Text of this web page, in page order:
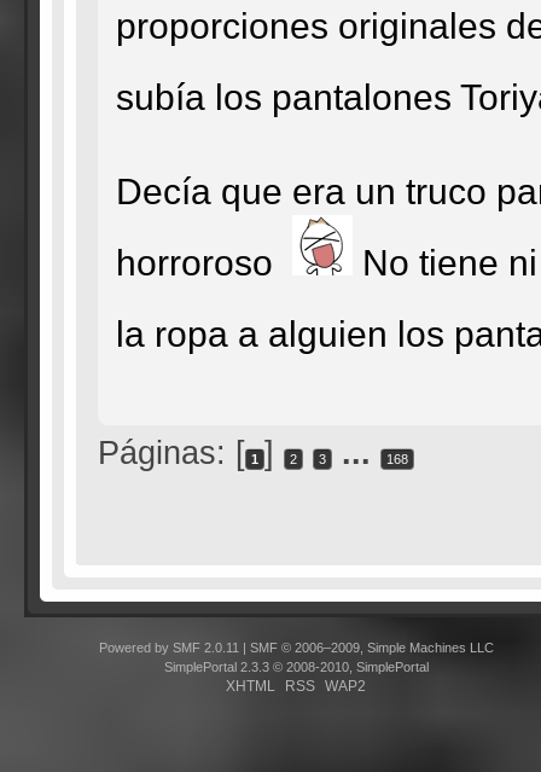
proporciones originales
subía los pantalones
Decía que era un truco
horroroso
No tiene
la ropa a alguien los
Páginas: [ 1 ] 2 3 ... 168
Powered by SMF 2.0.11
SMF © 2006–2009, Simple Machines LLC
SimplePortal 2.3.3 © 2008-2010, SimplePortal
XHTML RSS WAP2